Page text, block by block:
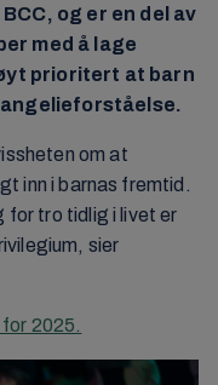
og er en del av
med å lage
prioritert at barn
om at
inn i barnas fremtid.
tro tidlig i livet er
sier
2025.